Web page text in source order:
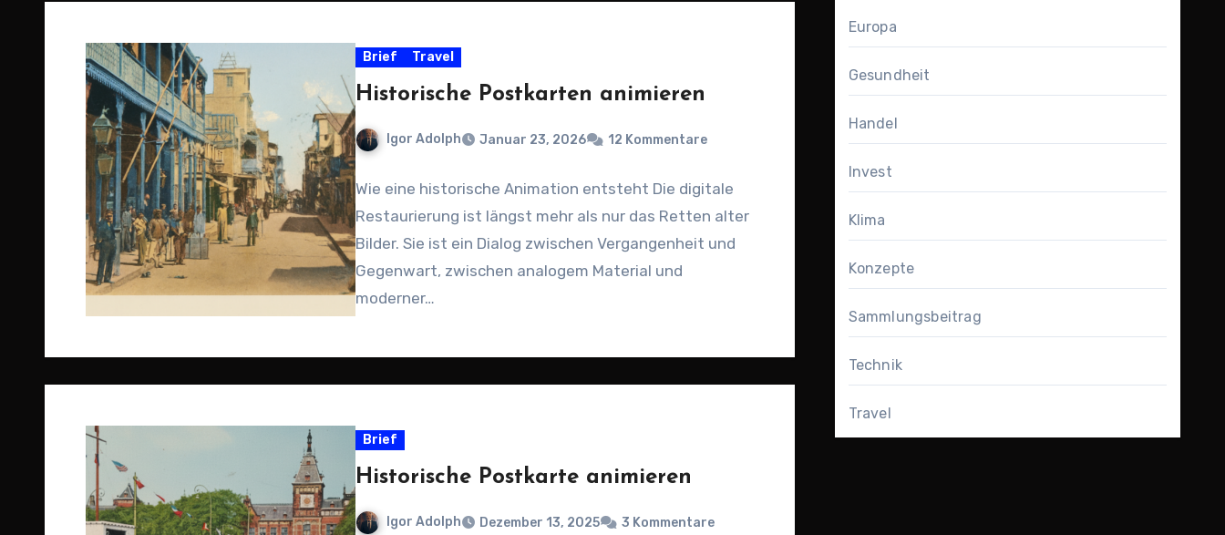
Brief Travel
Historische Postkarten animieren
Igor Adolph Januar 23, 2026 12 Kommentare
Wie eine historische Animation entsteht Die digitale
Restaurierung ist längst mehr als nur das Retten alter
Bilder. Sie ist ein Dialog zwischen Vergangenheit und
Gegenwart, zwischen analogem Material und
moderner…
Brief
Historische Postkarte animieren
Igor Adolph Dezember 13, 2025 3 Kommentare
Europa
Gesundheit
Handel
Invest
Klima
Konzepte
Sammlungsbeitrag
Technik
Travel